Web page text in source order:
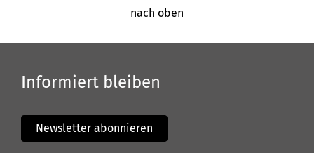
nach oben
Informiert bleiben
Newsletter abonnieren